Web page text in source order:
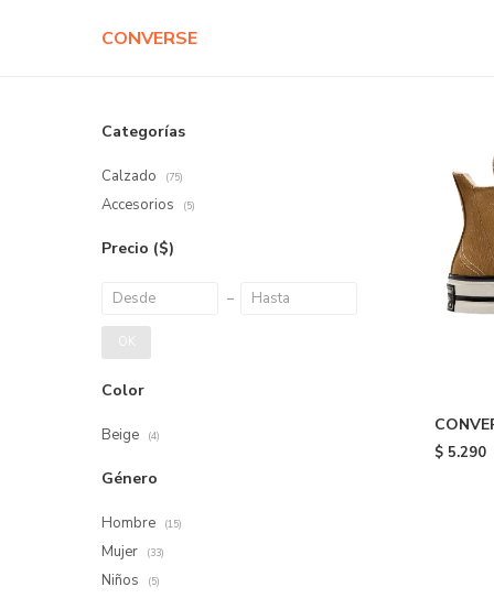
CONVERSE
Beige
$ 5.290
Categorías
Calzado (75)
Accesorios (5)
Precio ($)
OK
Color
Beige (4)
Género
Hombre (15)
Mujer (33)
Niños (5)